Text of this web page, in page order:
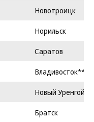
Новотроицк
Норильск
Саратов
Владивосток***
Новый Уренгой
Братск